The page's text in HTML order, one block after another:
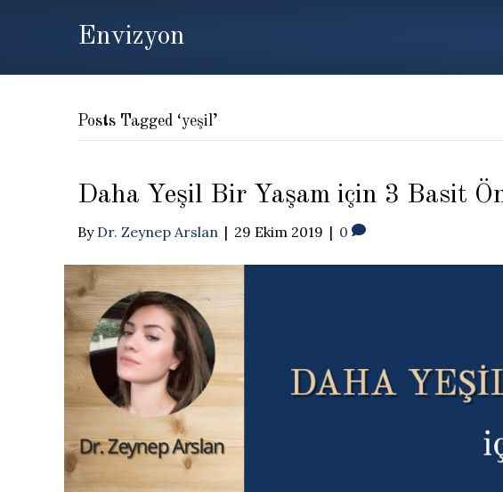
Envizyon
Posts Tagged ‘yeşil’
Daha Yeşil Bir Yaşam için 3 Basit
By Dr. Zeynep Arslan | 29 Ekim 2019 | 0